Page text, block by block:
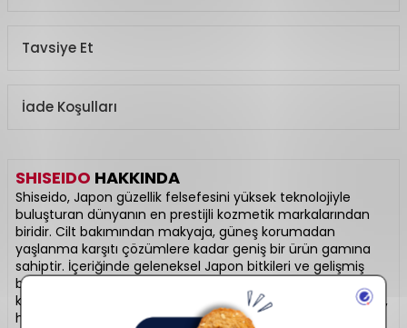
Tavsiye Et
İade Koşulları
SHISEIDO HAKKINDA
Shiseido, Japon güzellik felsefesini yüksek teknolojiyle
buluşturan dünyanın en prestijli kozmetik markalarından
biridir. Cilt bakımından makyaja, güneş korumadan
yaşlanma karşıtı çözümlere kadar geniş bir ürün gamına
sahiptir. İçeriğinde geleneksel Japon bitkileri ve gelişmiş
bilimsel aktifler barındırır. Cildi sadece güzelleştirmekle
kalmaz, aynı zamanda bütünsel sağlığını da destekler. Lüks,
hassasiyet ve inovasyonun birleştiği noktadır.